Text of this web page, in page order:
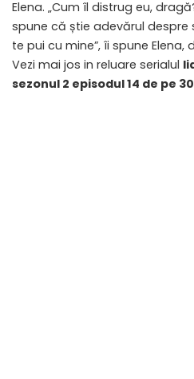
Elena. „Cum îl distrug eu,
spune că știe adevărul despre
te pui cu mine”, îi spune
Vezi mai jos in reluare serialul
sezonul 2 episodul 14 de pe